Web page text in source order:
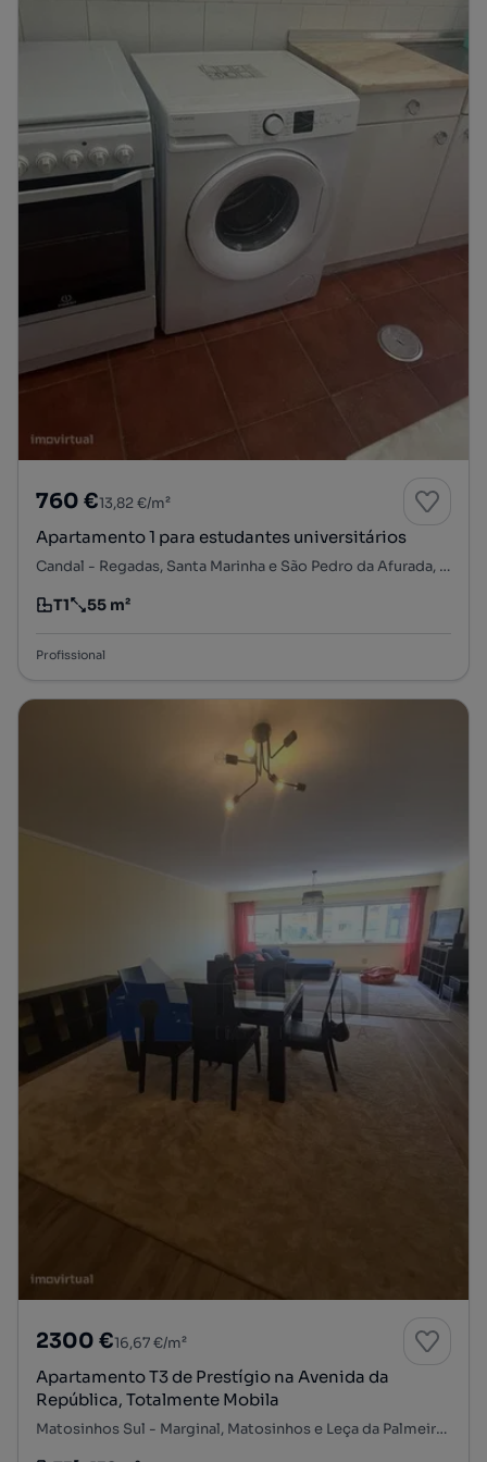
760 €13,82 €/m²
Apartamento 1 para estudantes universitários
Candal - Regadas, Santa Marinha e São Pedro da Afurada, Vila Nova de Gaia, Porto
Tipologia
T1
Preço por metro quadrado
55 m²
Profissional
2300 €16,67 €/m²
Apartamento T3 de Prestígio na Avenida da
República, Totalmente Mobila
Matosinhos Sul - Marginal, Matosinhos e Leça da Palmeira, Matosinhos, Porto